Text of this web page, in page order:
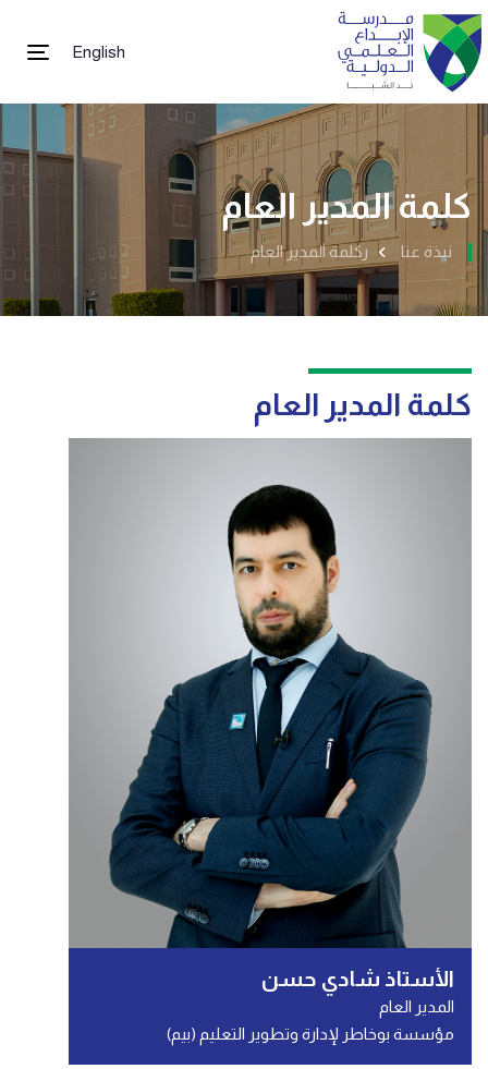
English
كلمة المدير العام
نبذة عنا ركلمة المدير العام
كلمة المدير العام
الأستاذ شادي حسن
المدير العام
مؤسسة بوخاطر لإدارة وتطوير التعليم (بيم)